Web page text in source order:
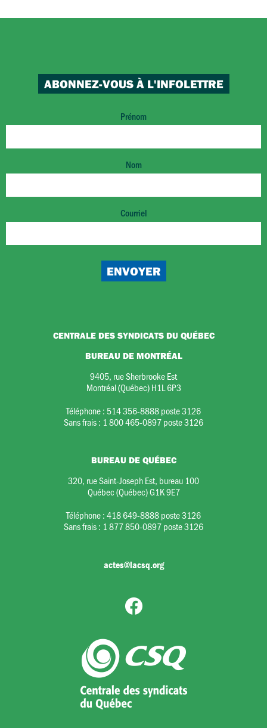
ABONNEZ-VOUS À L'INFOLETTRE
Prénom
Nom
Courriel
CENTRALE DES SYNDICATS DU QUÉBEC
BUREAU DE MONTRÉAL
9405, rue Sherbrooke Est
Montréal (Québec) H1L 6P3
Téléphone : 514 356-8888 poste 3126
Sans frais : 1 800 465-0897 poste 3126
BUREAU DE QUÉBEC
320, rue Saint-Joseph Est, bureau 100
Québec (Québec) G1K 9E7
Téléphone :418 649-8888 poste 3126
Sans frais : 1 877 850-0897 poste 3126
actes@lacsq.org